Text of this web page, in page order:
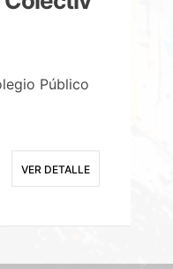
Público
VER DETALLE